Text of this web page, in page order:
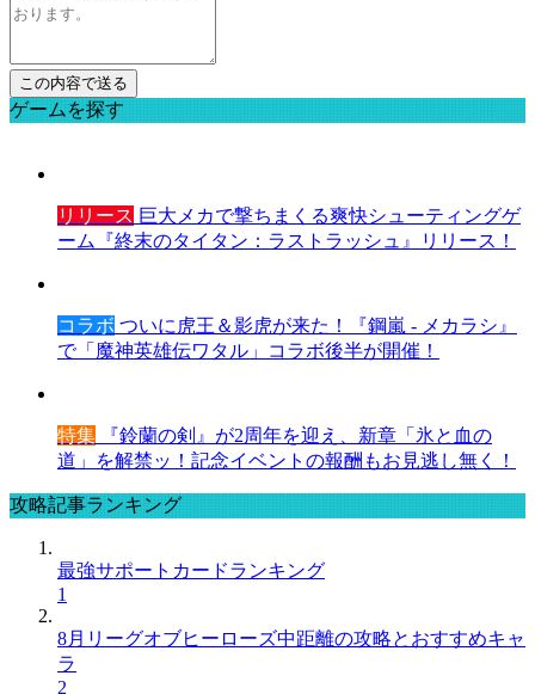
ゲームを探す
リリース 巨大メカで撃ちまくる爽快シューティングゲ
ーム『終末のタイタン：ラストラッシュ』リリース！
コラボ ついに虎王＆影虎が来た！『鋼嵐 - メカラシ』
で「魔神英雄伝ワタル」コラボ後半が開催！
特集 『鈴蘭の剣』が2周年を迎え、新章「氷と血の
道」を解禁ッ！記念イベントの報酬もお見逃し無く！
攻略記事ランキング
最強サポートカードランキング
1
8月リーグオブヒーローズ中距離の攻略とおすすめキャ
ラ
2